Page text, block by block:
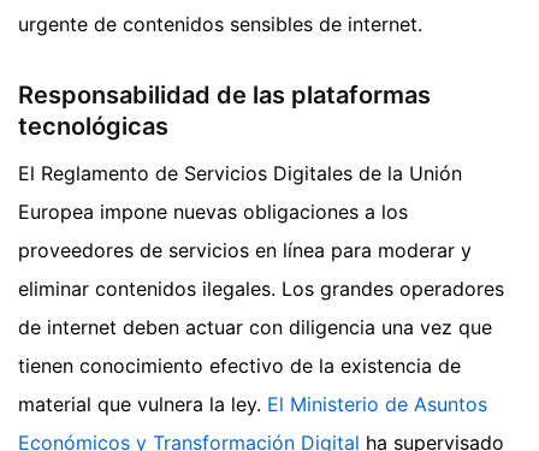
urgente de contenidos sensibles de internet.
Responsabilidad de las plataformas
tecnológicas
El Reglamento de Servicios Digitales de la Unión
Europea impone nuevas obligaciones a los
proveedores de servicios en línea para moderar y
eliminar contenidos ilegales. Los grandes operadores
de internet deben actuar con diligencia una vez que
tienen conocimiento efectivo de la existencia de
material que vulnera la ley. El Ministerio de Asuntos
Económicos y Transformación Digital ha supervisado